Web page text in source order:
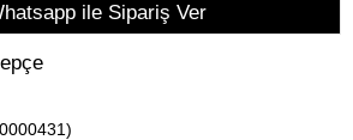
ile Sipariş Ver